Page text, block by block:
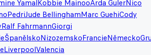
YamalKobbie MainooArda GulerNico
PedriJude BellinghamMarc GuehiCody
Ralf FahrmannGiorgi
ŠpanělskoNizozemskoFrancieNěmecko
LiverpoolValencia